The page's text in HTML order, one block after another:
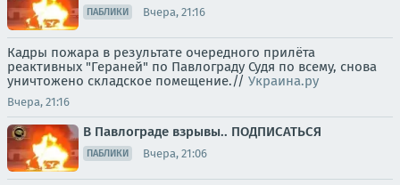
ПАБЛИКИ Вчера, 21:16
Кадры пожара в результате очередного прилёта
реактивных "Гераней" по Павлограду Судя по всему, снова
уничтожено складское помещение.// Украина.ру
Вчера, 21:16
В Павлограде взрывы.. ПОДПИСАТЬСЯ
ПАБЛИКИ Вчера, 21:06